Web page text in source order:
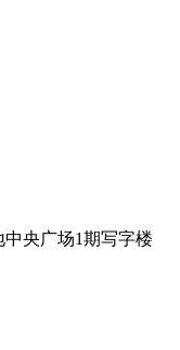
央广场1期写字楼